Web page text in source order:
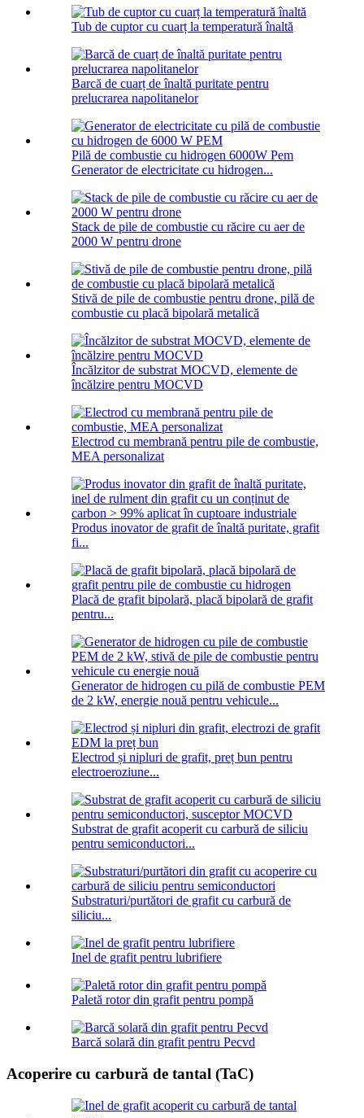
Tub de cuptor cu cuarț la temperatură înaltă
Barcă de cuarț de înaltă puritate pentru
prelucrarea napolitanelor
Pilă de combustie cu hidrogen 6000W Pem
Generator de electricitate cu hidrogen...
Stack de pile de combustie cu răcire cu aer de
2000 W pentru drone
Stivă de pile de combustie pentru drone, pilă de
combustie cu placă bipolară metalică
Încălzitor de substrat MOCVD, elemente de
încălzire pentru MOCVD
Electrod cu membrană pentru pile de combustie,
MEA personalizat
Produs inovator de grafit de înaltă puritate, grafit
fi...
Placă de grafit bipolară, placă bipolară de grafit
pentru...
Generator de hidrogen cu pilă de combustie PEM
de 2 kW, energie nouă pentru vehicule...
Electrod și nipluri de grafit, preț bun pentru
electroeroziune...
Substrat de grafit acoperit cu carbură de siliciu
pentru semiconductori...
Substraturi/purtători de grafit cu carbură de
siliciu...
Inel de grafit pentru lubrifiere
Paletă rotor din grafit pentru pompă
Barcă solară din grafit pentru Pecvd
Acoperire cu carbură de tantal (TaC)